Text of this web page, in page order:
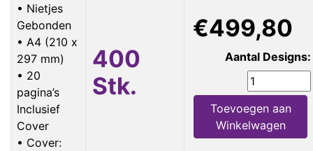
• Nietjes
Gebonden
• A4 (210 x
297 mm)
• 20
pagina’s
Inclusief
Cover
• Cover:
400
Stk.
€499,80
Aantal Designs:
Toevoegen aan
Winkelwagen